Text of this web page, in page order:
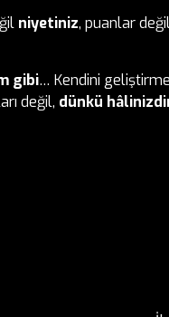
niyetiniz, puanlar
gibi… Kendini
değil, dünkü